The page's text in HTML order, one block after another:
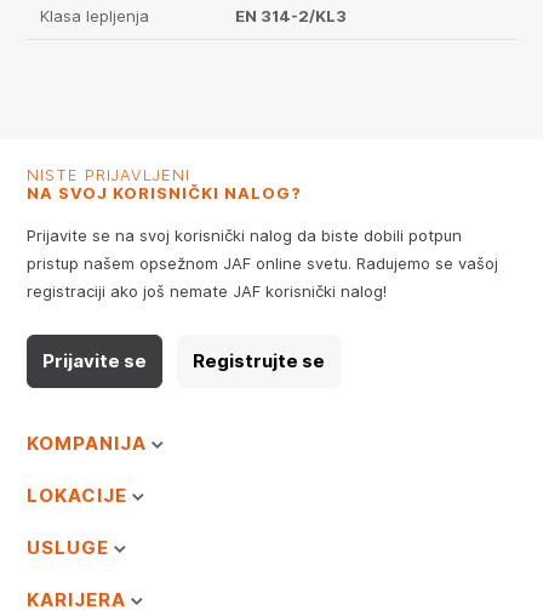
Klasa lepljenja EN 314-2/KL3
NISTE PRIJAVLJENI
NA SVOJ KORISNIČKI NALOG?
Prijavite se na svoj korisnički nalog da biste dobili potpun
pristup našem opsežnom JAF online svetu. Radujemo se vašoj
registraciji ako još nemate JAF korisnički nalog!
Prijavite se Registrujte se
KOMPANIJA
LOKACIJE
USLUGE
KARIJERA